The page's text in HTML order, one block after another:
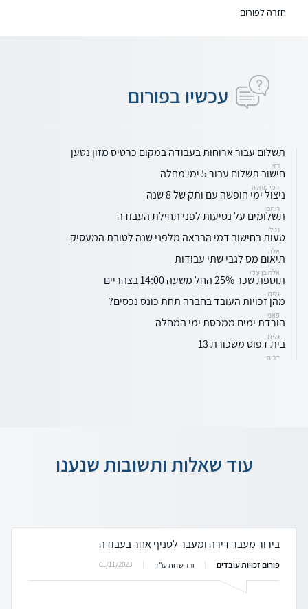
חזרה לפורום
עכשיו בפורום
תשלום עבור ארוחות בעבודה במקום כרטיס מזון נטען
רזי
חישוב תשלום עבור 5 ימי מחלה
דמי מחלה
ניצול ימי חופשה עם ותק של 8 שנה
רותם
תשלומים על נסיעות לפני תחילת העבודה
נטלי
טעות בחישוב דמי הבראה מלפני שנה לטובת המעסיק
אלה
תיאום מס לגבי שתי עבודות
אלה בן עמי
תוספת שכר 25% החל משעה 14:00 בצהריים
גלית
מהן זכויות העובד בחברה תחת כונס נכסים?
פאני
הורדת ימים ממכסת ימי המחלה
גלית
בית דפוס משכורת 13
דריה
עוד שאלות ותשובות שנענו
בירור מעבר דירה ומעבר לסניף אחר בעבודה
פורום זכויות עובדים ורד שדות עו"ד 01/11/2023